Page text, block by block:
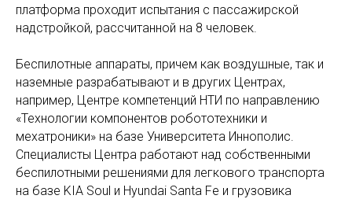
платформа проходит испытания с пассажирской
надстройкой, рассчитанной на 8 человек.
Беспилотные аппараты, причем как воздушные, так и
наземные разрабатывают и в других Центрах,
например, Центре компетенций НТИ по направлению
«Технологии компонентов робототехники и
мехатроники» на базе Университета Иннополис.
Специалисты Центра работают над собственными
беспилотными решениями для легкового транспорта
на базе KIA Soul и Hyundai Santa Fe и грузовика